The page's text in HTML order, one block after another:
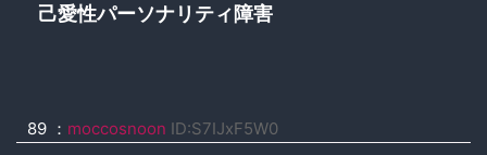
己愛性パーソナリティ障害
89 ： moccosnoon ID:S7IJxF5W0